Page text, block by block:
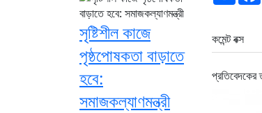
কমেন্ট বক্স
সৃষ্টিশীল কাজে
পৃষ্ঠপোষকতা বাড়াতে
হবে:
সমাজকল্যাণমন্ত্রী